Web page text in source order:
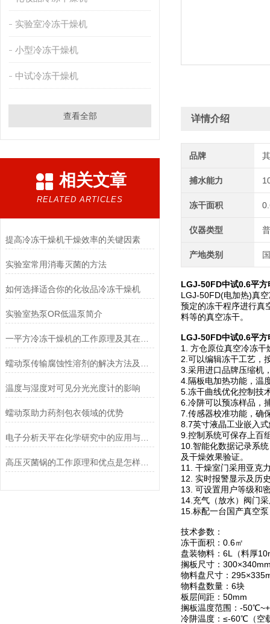
实验室冷冻干燥机
小型冷冻干燥机
中试冷冻干燥机
查看全部
相关文章
RELATED ARTICLES
提高冷冻干燥机干燥效率的关键因素
实验室常用消毒灭菌的方法
如何选择适合你的化妆品冷冻干燥机
实验室热泵OR低温泵简介
一平方冷冻干燥机的工作原理及其在材料科学中的重要性
温度与湿度对可见分光光度计的影响
蠕动泵助力药剂包衣领域的优势
电子分析天平在化学研究中的应用与优势说明
高压灭菌锅的工作原理和优点是怎样的？
详情介绍
品牌
捕水能力
冻干面积
仪器类型
产地类别
LGJ-50FD中试0.6平方
LGJ-50FD(电加热)真
预定的冻干程序进行真
料等的真空冻干。
LGJ-50FD中试0.6平方
1. 方仓原位真空冷冻
2.可以编辑冻干工艺，
3.采用进口品牌压缩机
4.隔板电加热功能，温
5.冻干曲线优化控制技
6.冷阱可以预冻样品，
7.传感器校准功能，确
8.7英寸液晶工业嵌入
9.控制系统可保存上百
10.智能化数据记录系
及干燥效果验证。
11. 干燥室门采用亚克
12. 实时报警显示及历
13. 可设置用户等级和
14.充气（放水）阀门
15.标配一台国产真空
技术参数：
冻干面积：0.6㎡
盘装物料：6L（料厚
搁板尺寸：
物料盘尺寸：
物料盘数量：6块
板层间距：50mm
搁板温度范围：-
冷阱温度：≤-60℃（空